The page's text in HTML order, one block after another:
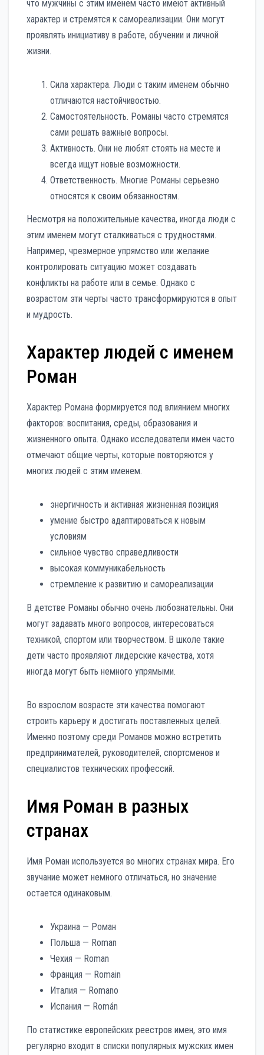
что мужчины с этим именем часто имеют активный
характер и стремятся к самореализации. Они могут
проявлять инициативу в работе, обучении и личной
жизни.
Сила характера. Люди с таким именем обычно
отличаются настойчивостью.
Самостоятельность. Романы часто стремятся
сами решать важные вопросы.
Активность. Они не любят стоять на месте и
всегда ищут новые возможности.
Ответственность. Многие Романы серьезно
относятся к своим обязанностям.
Несмотря на положительные качества, иногда люди с
этим именем могут сталкиваться с трудностями.
Например, чрезмерное упрямство или желание
контролировать ситуацию может создавать
конфликты на работе или в семье. Однако с
возрастом эти черты часто трансформируются в опыт
и мудрость.
Характер людей с именем
Роман
Характер Романа формируется под влиянием многих
факторов: воспитания, среды, образования и
жизненного опыта. Однако исследователи имен часто
отмечают общие черты, которые повторяются у
многих людей с этим именем.
энергичность и активная жизненная позиция
умение быстро адаптироваться к новым
условиям
сильное чувство справедливости
высокая коммуникабельность
стремление к развитию и самореализации
В детстве Романы обычно очень любознательны. Они
могут задавать много вопросов, интересоваться
техникой, спортом или творчеством. В школе такие
дети часто проявляют лидерские качества, хотя
иногда могут быть немного упрямыми.
Во взрослом возрасте эти качества помогают
строить карьеру и достигать поставленных целей.
Именно поэтому среди Романов можно встретить
предпринимателей, руководителей, спортсменов и
специалистов технических профессий.
Имя Роман в разных
странах
Имя Роман используется во многих странах мира. Его
звучание может немного отличаться, но значение
остается одинаковым.
Украина — Роман
Польша — Roman
Чехия — Roman
Франция — Romain
Италия — Romano
Испания — Román
По статистике европейских реестров имен, это имя
регулярно входит в списки популярных мужских имен